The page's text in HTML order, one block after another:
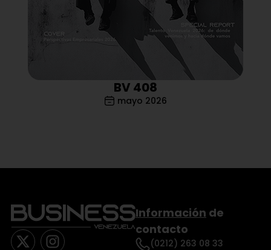
BV 408
mayo 2026
Información de
contacto
(0212) 263 08 33